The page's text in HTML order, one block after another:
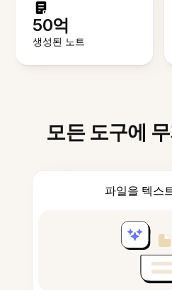
50억
생성된 노트
모든 도구에
파일을 텍스